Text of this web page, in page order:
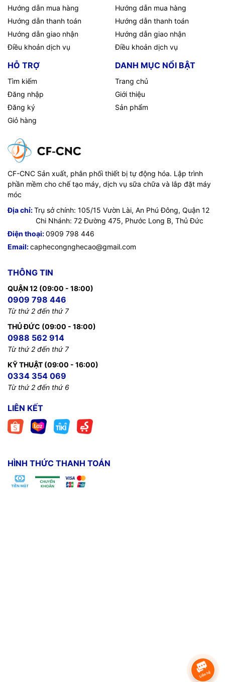
Hướng dẫn mua hàng
Hướng dẫn thanh toán
Hướng dẫn giao nhận
Điều khoản dịch vụ
Hướng dẫn mua hàng
Hướng dẫn thanh toán
Hướng dẫn giao nhận
Điều khoản dịch vụ
HỖ TRỢ
Tìm kiếm
Đăng nhập
Đăng ký
Giỏ hàng
DANH MỤC NỔI BẬT
Trang chủ
Giới thiệu
Sản phẩm
CF-CNC Sản xuất, phân phối thiết bị tự động hóa. Lập trình
phần mềm cho chế tạo máy, dịch vụ sữa chữa và lắp đặt máy
móc
Địa chỉ:Trụ sở chính: 105/15 Vườn Lài, An Phú Đông, Quận 12
Chi Nhánh: 72 Đường 475, Phước Long B, Thủ Đức
Điện thoại:0909 798 446
Email:caphecongnghecao@gmail.com
THÔNG TIN
QUẬN 12 (09:00 - 18:00)
0909 798 446
Từ thứ 2 đến thứ 7
THỦ ĐỨC (09:00 - 18:00)
0988 562 914
Từ thứ 2 đến thứ 7
KỸ THUẬT (09:00 - 16:00)
0334 354 069
Từ thứ 2 đến thứ 6
LIÊN KẾT
HÌNH THỨC THANH TOÁN